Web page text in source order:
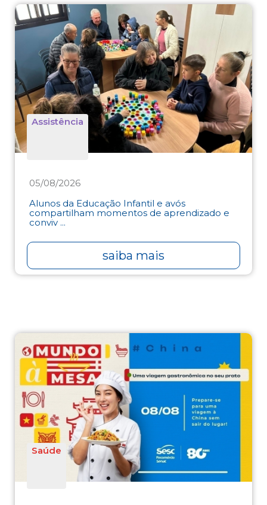
Assistência
05/08/2026
Alunos da Educação Infantil e avós
compartilham momentos de aprendizado e
conviv ...
saiba mais
Saúde